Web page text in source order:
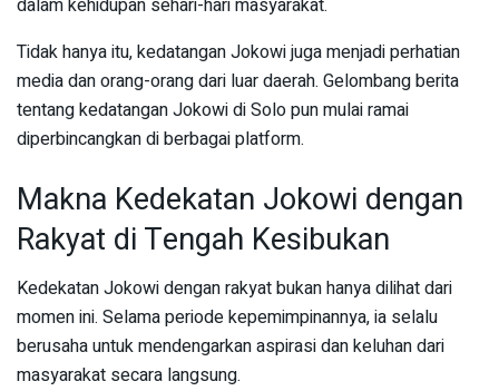
dalam kehidupan sehari-hari masyarakat.
Tidak hanya itu, kedatangan Jokowi juga menjadi perhatian
media dan orang-orang dari luar daerah. Gelombang berita
tentang kedatangan Jokowi di Solo pun mulai ramai
diperbincangkan di berbagai platform.
Makna Kedekatan Jokowi dengan
Rakyat di Tengah Kesibukan
Kedekatan Jokowi dengan rakyat bukan hanya dilihat dari
momen ini. Selama periode kepemimpinannya, ia selalu
berusaha untuk mendengarkan aspirasi dan keluhan dari
masyarakat secara langsung.